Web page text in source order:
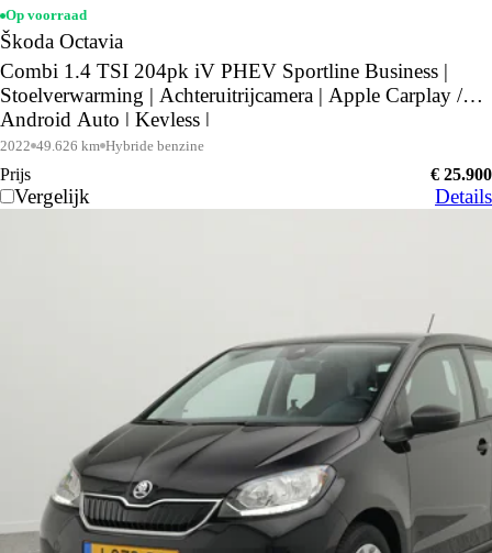
Op voorraad
Škoda Octavia
Combi 1.4 TSI 204pk iV PHEV Sportline Business |
Stoelverwarming | Achteruitrijcamera | Apple Carplay /
Android Auto | Keyless |
2022 49.626 km Hybride benzine
Prijs € 25.900
Vergelijk Details